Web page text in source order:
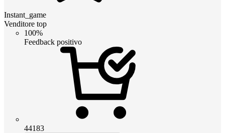
Instant_game
Venditore top
100%
Feedback positivo
44183